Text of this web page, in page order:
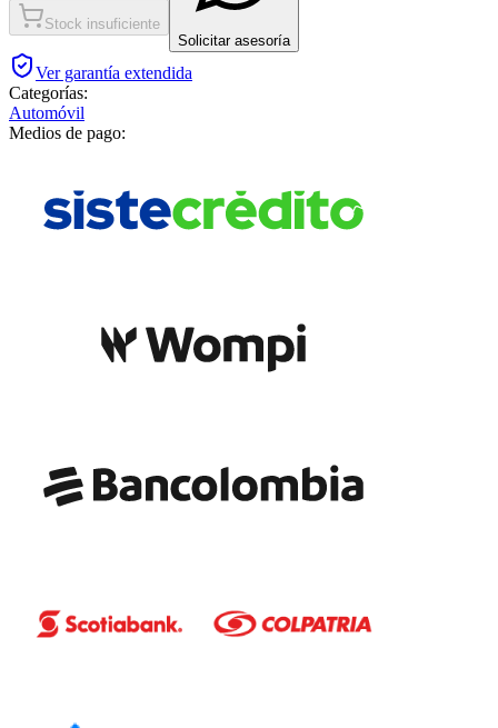
Stock insuficiente
Solicitar asesoría
Ver garantía extendida
Categorías:
Automóvil
Medios de pago: